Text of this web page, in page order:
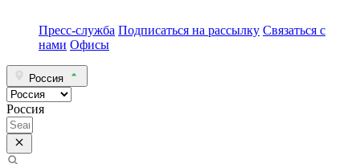
Пресс-служба Подписаться на рассылку Связаться с
нами Офисы
Россия
Россия